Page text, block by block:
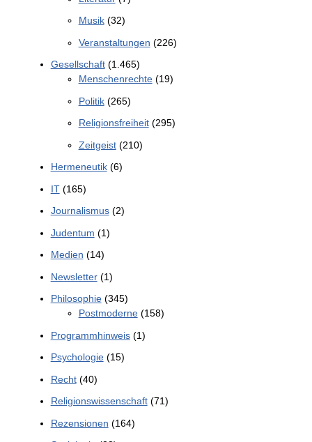
Musik(32)
Veranstaltungen (226)
Gesellschaft(1.465)
Menschenrechte(19)
Politik(265)
Religionsfreiheit(295)
Zeitgeist(210)
Hermeneutik(6)
IT(165)
Journalismus(2)
Judentum (1)
Medien (14)
Newsletter(1)
Philosophie(345)
Postmoderne(158)
Programmhinweis(1)
Psychologie(15)
Recht(40)
Religionswissenschaft(71)
Rezensionen (164)